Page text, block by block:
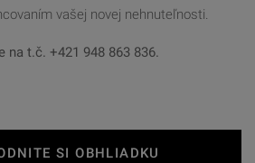
vašej novej nehnuteľnosti.
na t.č. +421 948 863 836.
SI OBHLIADKU